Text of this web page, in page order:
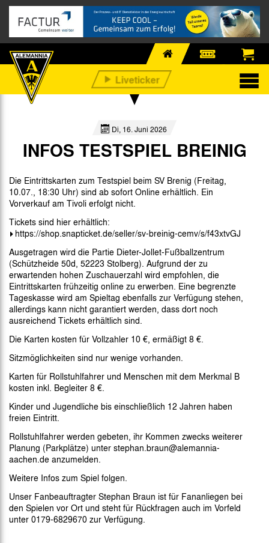
Di, 16. Juni 2026
INFOS TESTSPIEL BREINIG
Die Eintrittskarten zum Testspiel beim SV Brenig (Freitag,
10.07., 18:30 Uhr) sind ab sofort Online erhältlich. Ein
Vorverkauf am Tivoli erfolgt nicht.
Tickets sind hier erhältlich:
https://shop.snapticket.de/seller/sv-breinig-cemv/s/f43xtvGJ
Ausgetragen wird die Partie Dieter-Jollet-Fußballzentrum
(Schützheide 50d, 52223 Stolberg). Aufgrund der zu
erwartenden hohen Zuschauerzahl wird empfohlen, die
Eintrittskarten frühzeitig online zu erwerben. Eine begrenzte
Tageskasse wird am Spieltag ebenfalls zur Verfügung stehen,
allerdings kann nicht garantiert werden, dass dort noch
ausreichend Tickets erhältlich sind.
Die Karten kosten für Vollzahler 10 €, ermäßigt 8 €.
Sitzmöglichkeiten sind nur wenige vorhanden.
Karten für Rollstuhlfahrer und Menschen mit dem Merkmal B
kosten inkl. Begleiter 8 €.
Kinder und Jugendliche bis einschließlich 12 Jahren haben
freien Eintritt.
Rollstuhlfahrer werden gebeten, ihr Kommen zwecks weiterer
Planung (Parkplätze) unter stephan.braun@alemannia-
aachen.de anzumelden.
Weitere Infos zum Spiel folgen.
Unser Fanbeauftragter Stephan Braun ist für Fananliegen bei
den Spielen vor Ort und steht für Rückfragen auch im Vorfeld
unter 0179-6829670 zur Verfügung.